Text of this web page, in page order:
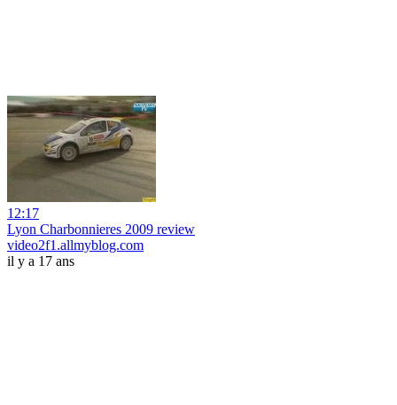
12:17
Lyon Charbonnieres 2009 review
video2f1.allmyblog.com
il y a 17 ans